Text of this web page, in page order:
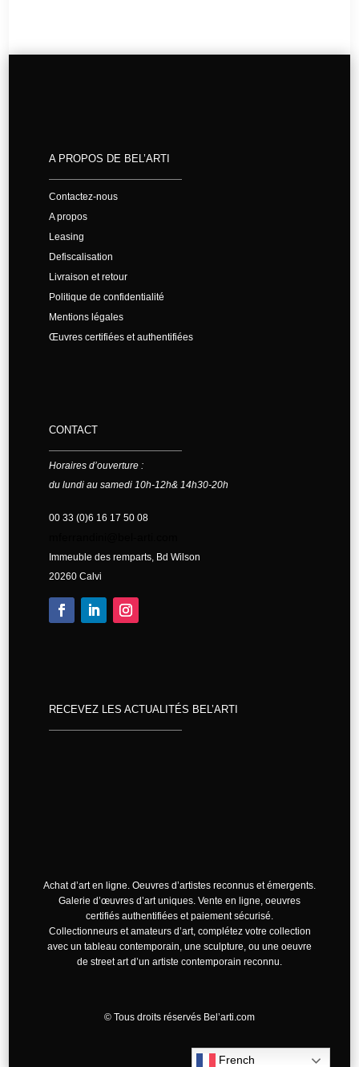
A PROPOS DE BEL’ARTI
Contactez-nous
A propos
Leasing
Defiscalisation
Livraison et retour
Politique de confidentialité
Mentions légales
Œuvres certifiées et authentifiées
CONTACT
Horaires d’ouverture :
du lundi au samedi 10h-12h& 14h30-20h
00 33 (0)6 16 17 50 08
Immeuble des remparts, Bd Wilson
20260 Calvi
RECEVEZ LES ACTUALITÉS BEL’ARTI
Achat d’art en ligne. Oeuvres d’artistes reconnus et émergents.
Galerie d’œuvres d’art uniques. Vente en ligne, oeuvres
certifiés authentifiées et paiement sécurisé.
Collectionneurs et amateurs d’art, complétez votre collection
avec un tableau contemporain, une sculpture, ou une oeuvre
de street art d’un artiste contemporain reconnu.
© Tous droits réservés Bel’arti.com
French